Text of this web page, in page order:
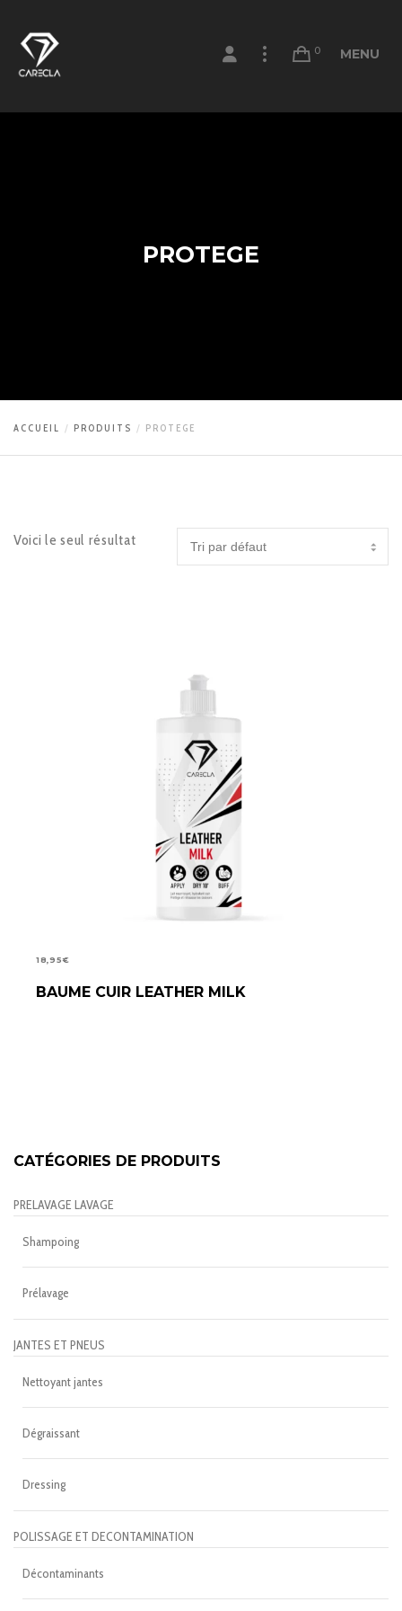
MENU
0
PROTEGE
ACCUEIL PRODUITS PROTEGE
Voici le seul résultat
18,95€
AJOUTER AU PANIER
BAUME CUIR LEATHER MILK
CATÉGORIES DE PRODUITS
PRELAVAGE LAVAGE
Shampoing
Prélavage
JANTES ET PNEUS
Nettoyant jantes
Dégraissant
Dressing
POLISSAGE ET DECONTAMINATION
Décontaminants